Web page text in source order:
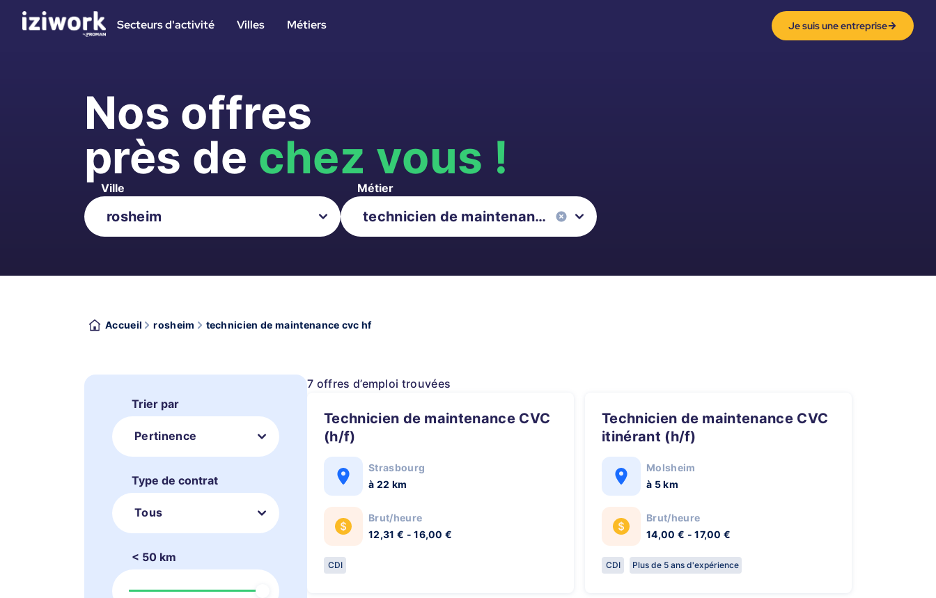
Secteurs d'activité Villes Métiers Je suis une entreprise
Nos offres
près de chez vous !
Ville Métier
Accueil rosheim technicien de maintenance cvc hf
Trier par
Pertinence
Type de contrat
Tous
< 50 km
7 offres d’emploi trouvées
Technicien de maintenance CVC
(h/f)
Strasbourg
à 22 km
Brut/heure
12,31 € - 16,00 €
CDI
Technicien de maintenance CVC
itinérant (h/f)
Molsheim
à 5 km
Brut/heure
14,00 € - 17,00 €
CDI Plus de 5 ans d'expérience